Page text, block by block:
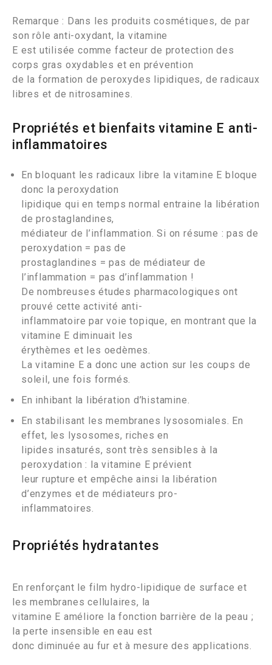
Remarque : Dans les produits cosmétiques, de par
son rôle anti-oxydant, la vitamine
E est utilisée comme facteur de protection des
corps gras oxydables et en prévention
de la formation de peroxydes lipidiques, de radicaux
libres et de nitrosamines.
Propriétés et bienfaits vitamine E anti-
inflammatoires
En bloquant les radicaux libre la vitamine E bloque
donc la peroxydation
lipidique qui en temps normal entraine la libération
de prostaglandines,
médiateur de l’inflammation. Si on résume : pas de
peroxydation = pas de
prostaglandines = pas de médiateur de
l’inflammation = pas d’inflammation !
De nombreuses études pharmacologiques ont
prouvé cette activité anti-
inflammatoire par voie topique, en montrant que la
vitamine E diminuait les
érythèmes et les oedèmes.
La vitamine E a donc une action sur les coups de
soleil, une fois formés.
En inhibant la libération d’histamine.
En stabilisant les membranes lysosomiales. En
effet, les lysosomes, riches en
lipides insaturés, sont très sensibles à la
peroxydation : la vitamine E prévient
leur rupture et empêche ainsi la libération
d’enzymes et de médiateurs pro-
inflammatoires.
Propriétés hydratantes
En renforçant le film hydro-lipidique de surface et
les membranes cellulaires, la
vitamine E améliore la fonction barrière de la peau ;
la perte insensible en eau est
donc diminuée au fur et à mesure des applications.